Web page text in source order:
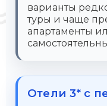
варианты
туры и чаще
апартаменты
Отели 3* с